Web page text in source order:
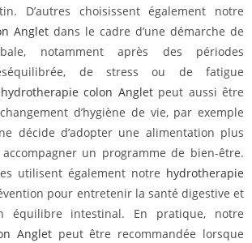
D’autres choisissent également notre
Anglet dans le cadre d’une démarche de
notamment après des périodes
de stress ou de fatigue
hydrotherapie colon Angletpeut aussi être
d’hygiène de vie, par exemple
décide d’adopter une alimentation plus
un programme de bien-être.
utilisent également notre hydrotherapie
pour entretenir la santé digestive et
équilibre intestinal. En pratique, notre
Angletpeut être recommandée lorsque